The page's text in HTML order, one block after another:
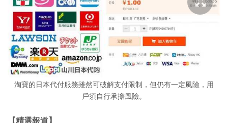
淘寶的日本代付服務雖然可破解支付限制，但仍有一定風險，用
戶須自行承擔風險。
【精選報道】